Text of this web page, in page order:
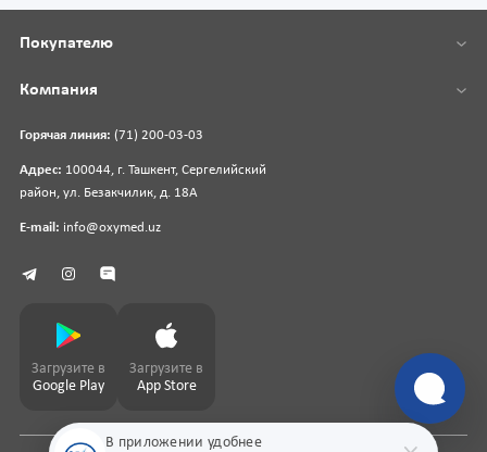
В приложении удобнее
Горячая линия: (71) 200-03-03
Адрес: 100044, г. Ташкент, Сергелийский
район, ул. Безакчилик, д. 18А
E-mail: info@oxymed.uz
Покупателю
Компания
Загрузите в
Google Play
Загрузите в
App Store